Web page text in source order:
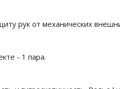
рук от механических
- 1 пара.